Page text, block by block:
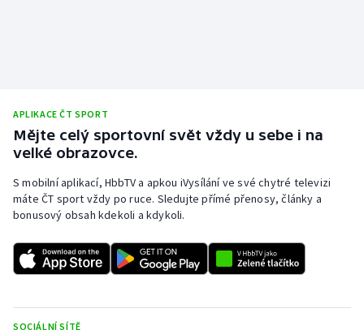
Ragby
Rychlostní kanoistika
Short track
Stolní tenis
APLIKACE ČT SPORT
Mějte celý sportovní svět vždy u sebe i na
velké obrazovce.
S mobilní aplikací, HbbTV a apkou iVysílání ve své chytré televizi
máte ČT sport vždy po ruce. Sledujte přímé přenosy, články a
bonusový obsah kdekoli a kdykoli.
SOCIÁLNÍ SÍTĚ